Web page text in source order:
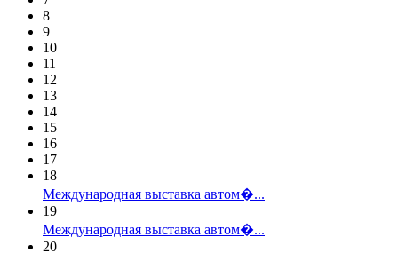
8
9
10
11
12
13
14
15
16
17
18
Международная выставка автом�...
19
Международная выставка автом�...
20